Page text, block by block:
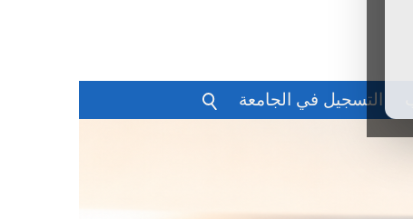
التسجيل في الجامعة